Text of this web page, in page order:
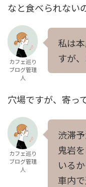
なと食べられない
カフェ巡り
ブログ管理
人
私は
すが
穴場ですが、寄っ
カフェ巡り
ブログ管理
人
渋滞
鬼岩
いる
車内